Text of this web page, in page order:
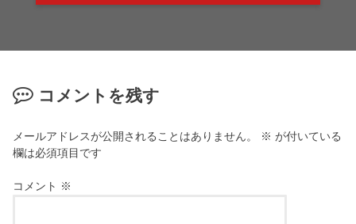
コメントを残す
メールアドレスが公開されることはありません。 ※ が付いている
欄は必須項目です
コメント ※